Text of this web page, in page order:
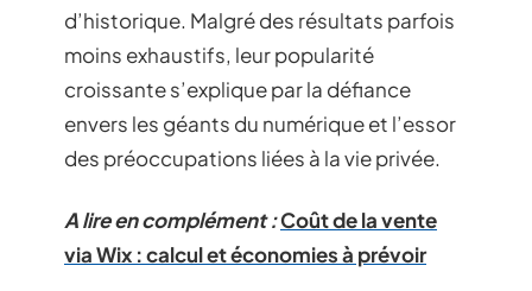
d’historique. Malgré des résultats parfois
moins exhaustifs, leur popularité
croissante s’explique par la défiance
envers les géants du numérique et l’essor
des préoccupations liées à la vie privée.
A lire en complément :Coût de la vente
via Wix : calcul et économies à prévoir